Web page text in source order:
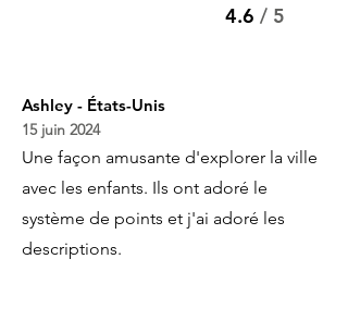
4.6 / 5
Ashley - États-Unis
15 juin 2024
Une façon amusante d'explorer la ville
avec les enfants. Ils ont adoré le
système de points et j'ai adoré les
descriptions.